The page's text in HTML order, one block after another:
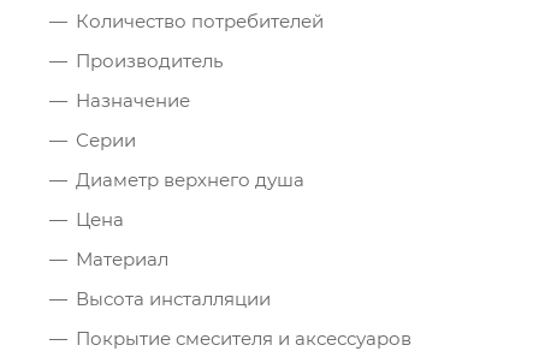
Количество потребителей
Производитель
Назначение
Серии
Диаметр верхнего душа
Цена
Материал
Высота инсталляции
Покрытие смесителя и аксессуаров